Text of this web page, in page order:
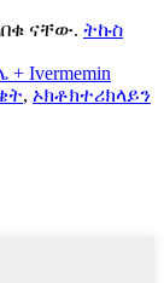
ናቸው. ትኩስ
Ivermemin
, ኦክቶክተሪክላይን